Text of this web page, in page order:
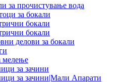
за прочистување вода
за бокали
бокали
бокали
делови за бокали
за зачини
за зачини|Мали Апарати